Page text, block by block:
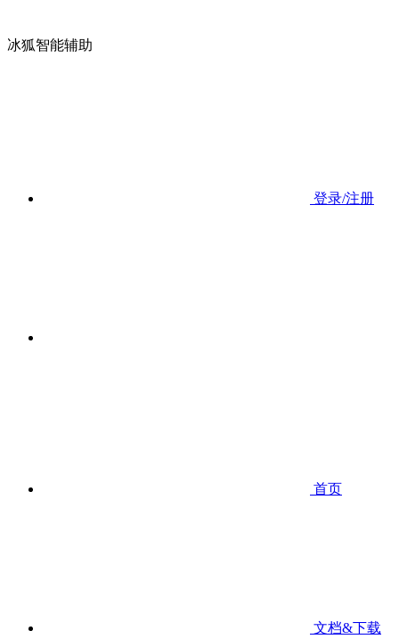
冰狐智能辅助
登录/注册
首页
文档&下载